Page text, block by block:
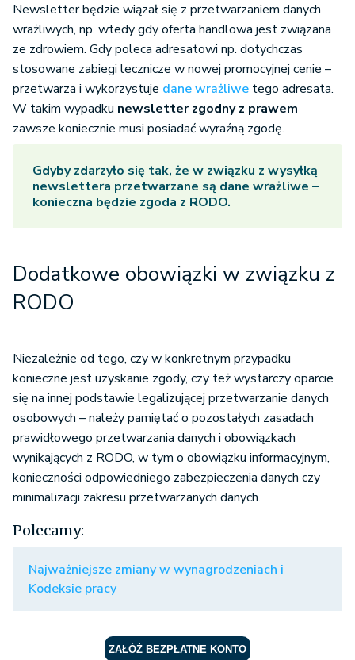
Newsletter będzie wiązał się z przetwarzaniem danych
wrażliwych, np. wtedy gdy oferta handlowa jest związana
ze zdrowiem. Gdy poleca adresatowi np. dotychczas
stosowane zabiegi lecznicze w nowej promocyjnej cenie –
przetwarza i wykorzystuje dane wrażliwe tego adresata.
W takim wypadku newsletter zgodny z prawem
zawsze koniecznie musi posiadać wyraźną zgodę.
Gdyby zdarzyło się tak, że w związku z wysyłką
newslettera przetwarzane są dane wrażliwe –
konieczna będzie zgoda z RODO.
Dodatkowe obowiązki w związku z
RODO
Niezależnie od tego, czy w konkretnym przypadku
konieczne jest uzyskanie zgody, czy też wystarczy oparcie
się na innej podstawie legalizującej przetwarzanie danych
osobowych – należy pamiętać o pozostałych zasadach
prawidłowego przetwarzania danych i obowiązkach
wynikających z RODO, w tym o obowiązku informacyjnym,
konieczności odpowiedniego zabezpieczenia danych czy
minimalizacji zakresu przetwarzanych danych.
Polecamy:
Najważniejsze zmiany w wynagrodzeniach i
Kodeksie pracy
ZAŁÓŻ BEZPŁATNE KONTO